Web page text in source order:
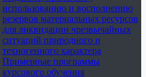
использованию и восполнению
резервов материальных ресурсов
для ликвидации чрезвычайных
ситуаций природного и
техногенного характера
Примерные программы
курсового обучения